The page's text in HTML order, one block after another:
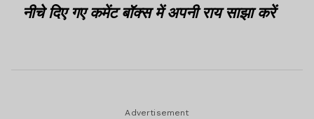
नीचे दिए गए कमेंट बॉक्स में अपनी राय साझा करें
Advertisement